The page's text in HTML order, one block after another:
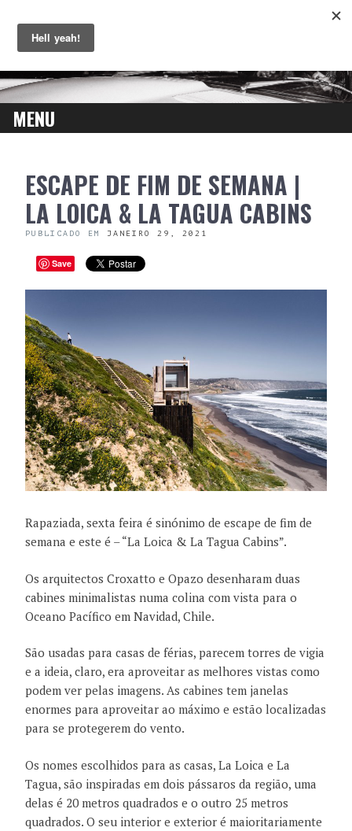
MENU
CONTENTESCAPE DE FIM DE SEMANA |
LA LOICA & LA TAGUA CABINS
PUBLICADO EM JANEIRO 29, 2021
Save
Rapaziada, sexta feira é sinónimo de escape de fim de
semana e este é – “La Loica & La Tagua Cabins”.
Os arquitectos Croxatto e Opazo desenharam duas
cabines minimalistas numa colina com vista para o
Oceano Pacífico em Navidad, Chile.
São usadas para casas de férias, parecem torres de vigia
e a ideia, claro, era aproveitar as melhores vistas como
podem ver pelas imagens. As cabines tem janelas
enormes para aproveitar ao máximo e estão localizadas
para se protegerem do vento.
Os nomes escolhidos para as casas, La Loica e La
Tagua, são inspiradas em dois pássaros da região, uma
delas é 20 metros quadrados e o outro 25 metros
quadrados. O seu interior e exterior é maioritariamente